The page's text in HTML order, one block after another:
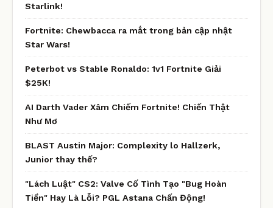
Starlink!
Fortnite: Chewbacca ra mắt trong bản cập nhật
Star Wars!
Peterbot vs Stable Ronaldo: 1v1 Fortnite Giải
$25K!
AI Darth Vader Xâm Chiếm Fortnite! Chiến Thật
Như Mơ
BLAST Austin Major: Complexity lo Hallzerk,
Junior thay thế?
"Lách Luật" CS2: Valve Cố Tình Tạo "Bug Hoàn
Tiền" Hay Là Lỗi? PGL Astana Chấn Động!